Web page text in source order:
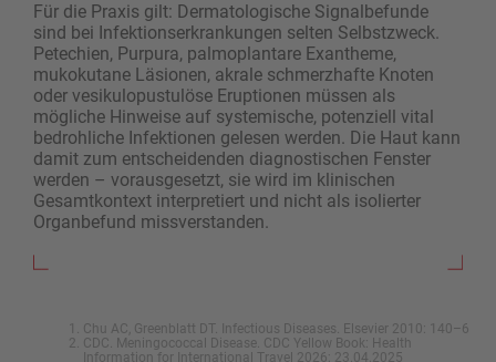
Für die Praxis gilt: Dermatologische Signal­befunde
sind bei Infektionserkrankungen selten Selbstzweck.
Petechien, Purpura, palmoplantare Exantheme,
mukokutane Läsionen, akrale schmerzhafte Knoten
oder vesikulopustulöse Eruptionen müssen als
mögliche Hinweise auf systemische, potenziell vital
bedrohliche Infektionen gelesen werden. Die Haut kann
damit zum entscheidenden diagnostischen Fenster
werden – vorausgesetzt, sie wird im klinischen
Gesamtkontext interpretiert und nicht als ­isolierter
Organbefund missverstanden.
Chu AC, Greenblatt DT. Infectious Diseases. Elsevier 2010: 140–6
CDC. Meningococcal Disease. CDC Yellow Book: Health
Information for International Travel 2026; 23.04.2025